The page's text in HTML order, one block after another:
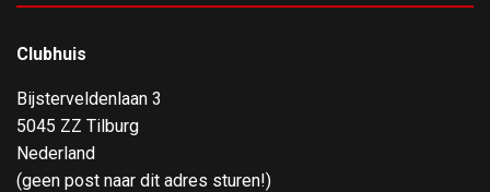
Clubhuis
Bijsterveldenlaan 3
5045 ZZ Tilburg
Nederland
(geen post naar dit adres sturen!)